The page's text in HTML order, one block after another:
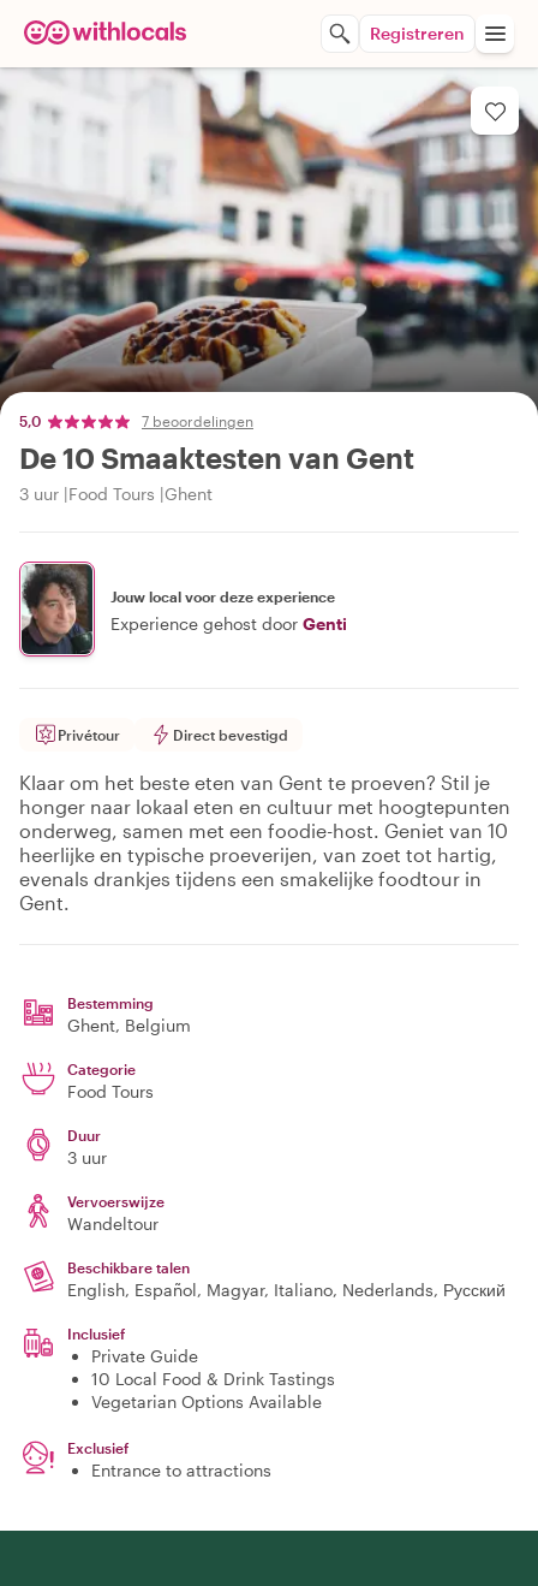
Registreren
5,0 7 beoordelingen
De 10 Smaaktesten van Gent
3 uur Food Tours Ghent
Jouw local voor deze experience
Experience gehost door Genti
Privétour Direct bevestigd
Klaar om het beste eten van Gent te proeven? Stil je
honger naar lokaal eten en cultuur met hoogtepunten
onderweg, samen met een foodie-host. Geniet van 10
heerlijke en typische proeverijen, van zoet tot hartig,
evenals drankjes tijdens een smakelijke foodtour in
Gent.
Bestemming
Ghent, Belgium
Categorie
Food Tours
Duur
3 uur
Vervoerswijze
Wandeltour
Beschikbare talen
English, Español, Magyar, Italiano, Nederlands, Русский
Inclusief
Private Guide
10 Local Food & Drink Tastings
Vegetarian Options Available
Exclusief
Entrance to attractions